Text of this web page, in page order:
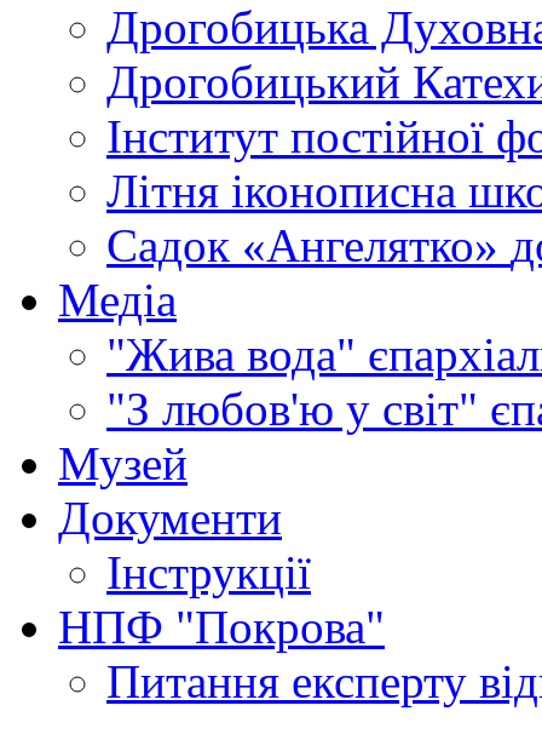
Дрогобицька
Дрогобицький
Інститут постійної
Літня іконописна
Садок «Ангелятко»
Медіа
"Жива вода"
"З любов'ю у світ"
Музей
Документи
Інструкції
НПФ "Покрова"
Питання експерту